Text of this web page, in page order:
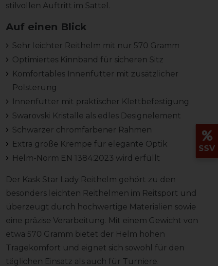
stilvollen Auftritt im Sattel.
Auf einen Blick
Sehr leichter Reithelm mit nur 570 Gramm
Optimiertes Kinnband für sicheren Sitz
Komfortables Innenfutter mit zusätzlicher
Polsterung
Innenfutter mit praktischer Klettbefestigung
Swarovski Kristalle als edles Designelement
Schwarzer chromfarbener Rahmen
Extra große Krempe für elegante Optik
Helm-Norm EN 1384:2023 wird erfüllt
Der Kask Star Lady Reithelm gehört zu den
besonders leichten Reithelmen im Reitsport und
überzeugt durch hochwertige Materialien sowie
eine präzise Verarbeitung. Mit einem Gewicht von
etwa 570 Gramm bietet der Helm hohen
Tragekomfort und eignet sich sowohl für den
täglichen Einsatz als auch für Turniere.
SSV